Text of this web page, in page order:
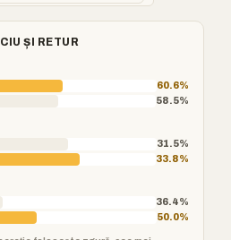
ȘI RETUR
60.6%
58.5%
31.5%
33.8%
36.4%
50.0%